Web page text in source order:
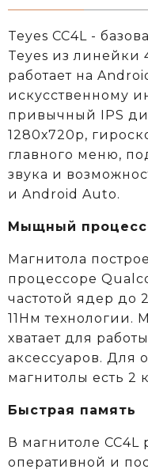
Teyes CC4L -
Teyes из линейки
работает на
искусственному
привычный IPS
1280х720р,
главного меню,
звука и
и Android Auto.
Мыщный
Магнитола
процессоре
частотой ядер до
11Нм технологии.
хватает для
аксессуаров. Для
магнитолы есть 2
Быстрая память
В магнитоле CC4L
оперативной и